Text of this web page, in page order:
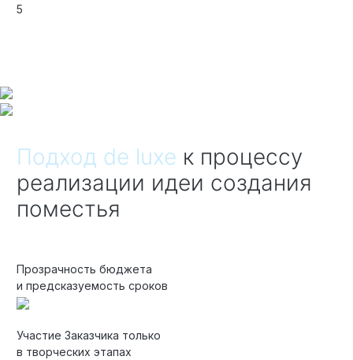
5
Подход de luxe к процессу
реализации идеи создания
поместья
Прозрачность бюджета
и предсказуемость сроков
Участие Заказчика только
в творческих этапах